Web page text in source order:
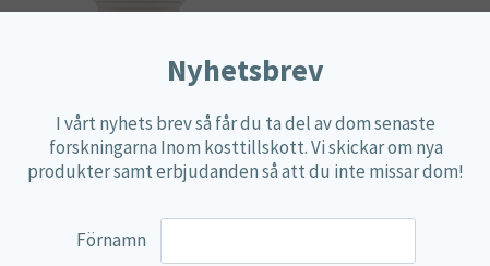
Silica Complex
Nyhetsbrev
I vårt nyhets brev så får du ta del av dom senaste
forskningarna Inom kosttillskott. Vi skickar om nya
produkter samt erbjudanden så att du inte missar dom!
Förnamn